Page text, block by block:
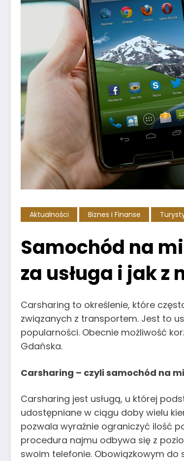
Aktualności Biznes I Finanse
Samochód na
za usługa i jak z
Carsharing to określenie, które
związanych z transportem. Jest to
popularności. Obecnie możliwość
Gdańska.
Carsharing – czyli samochód na
Carsharing jest usługą, u której
udostępniane w ciągu doby wielu
pozwala wyraźnie ograniczyć ilość
procedura najmu odbywa się z
swoim telefonie. Obowiązkowym